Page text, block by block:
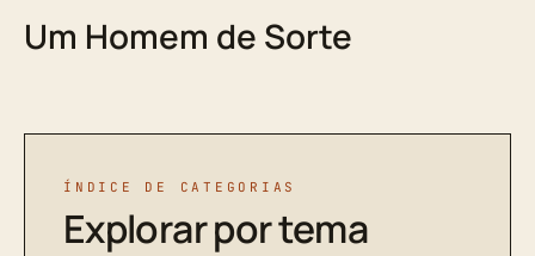
Um Homem de Sorte
ÍNDICE DE CATEGORIAS
Explorar por tema